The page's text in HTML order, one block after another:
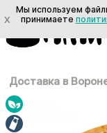
Доставка в
X
Мы используем
принимаете